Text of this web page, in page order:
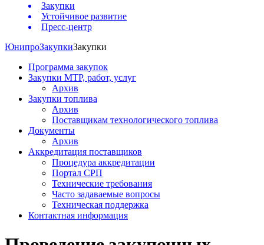
Закупки
Устойчивое развитие
Пресс-центр
ЮнипроЗакупкиЗакупки
Программа закупок
Закупки МТР, работ, услуг
Архив
Закупки топлива
Архив
Поставщикам технологического топлива
Документы
Архив
Аккредитация поставщиков
Процедура аккредитации
Портал СРП
Технические требования
Часто задаваемые вопросы
Техническая поддержка
Контактная информация